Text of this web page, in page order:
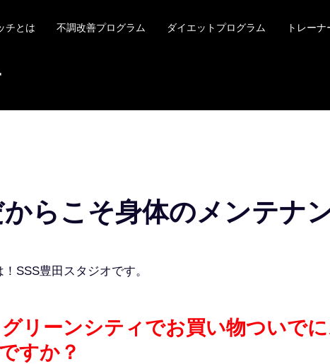
チとは 不調改善プログラム ダイエットプログラム
トレーナ
らこそ身体のメンテナ
SSS豊田スタジオです。
リーンシティでお買い物ついで
すか？